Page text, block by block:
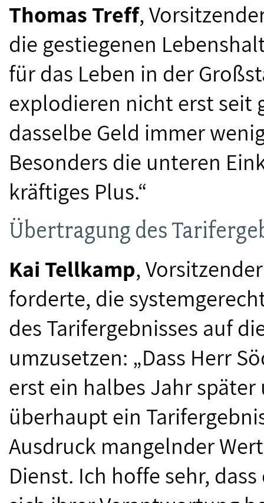
Thomas Treff,
die gestiegenen
für das Leben in der
explodieren nicht erst seit
dasselbe Geld immer
Besonders die unteren
kräftiges Plus.“
Übertragung des
Kai Tellkamp,
forderte, die
des Tarifergebnisses auf
umzusetzen: „Dass Herr
erst ein halbes Jahr
überhaupt ein
Ausdruck mangelnder
Dienst. Ich hoffe sehr,